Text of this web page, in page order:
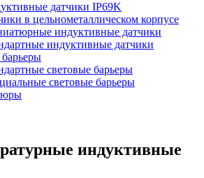
датчики IP69K
в цельнометаллическом корпусе
индуктивные датчики
индуктивные датчики
световые барьеры
световые барьеры
индуктивные